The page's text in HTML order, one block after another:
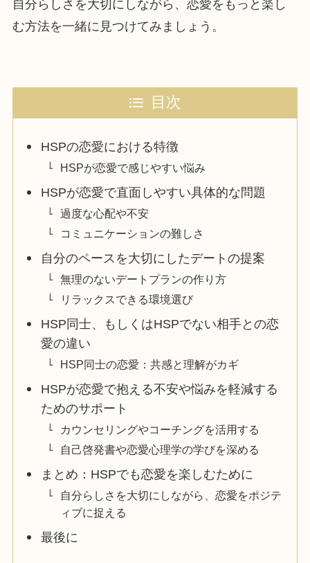
自分らしさを大切にしながら、恋愛をもっと楽し
む方法を一緒に見つけてみましょう。
目次
HSPの恋愛における特徴
HSPが恋愛で感じやすい悩み
HSPが恋愛で直面しやすい具体的な問題
過度な心配や不安
コミュニケーションの難しさ
自分のペースを大切にしたデートの提案
無理のないデートプランの作り方
リラックスできる環境選び
HSP同士、もしくはHSPでない相手との恋
愛の違い
HSP同士の恋愛：共感と理解がカギ
HSPが恋愛で抱える不安や悩みを軽減する
ためのサポート
カウンセリングやコーチングを活用する
自己啓発書や恋愛心理学の学びを深める
まとめ：HSPでも恋愛を楽しむために
自分らしさを大切にしながら、恋愛をポジテ
ィブに捉える
最後に